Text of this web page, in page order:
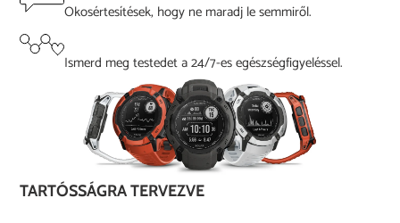
Okosértesítések, hogy ne maradj le semmiről.
Ismerd meg testedet a 24/7-es egészségfigyeléssel.
TARTÓSSÁGRA TERVEZVE